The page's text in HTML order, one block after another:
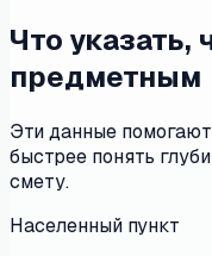
Что указать,
предметным
Эти данные
быстрее понять
смету.
Населенный пункт